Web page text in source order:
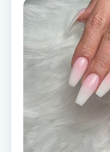
Luggklippning
Lymfmassage
Läpptatuering
Makeup